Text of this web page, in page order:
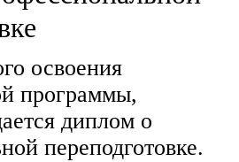
освоения
программы,
диплом о
переподготовке.